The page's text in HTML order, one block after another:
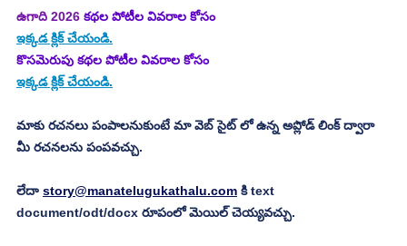
ఉగాది 2026 కథల పోటీల వివరాల కోసం
ఇక్కడ క్లిక్ చేయండి.
కొసమెరుపు కథల పోటీల వివరాల కోసం
ఇక్కడ క్లిక్ చేయండి.
మాకు రచనలు పంపాలనుకుంటే మా వెబ్ సైట్ లో ఉన్న అప్లోడ్ లింక్ ద్వారా
మీ రచనలను పంపవచ్చు.
లేదా story@manatelugukathalu.com కి text
document/odt/docx రూపంలో మెయిల్ చెయ్యవచ్చు.